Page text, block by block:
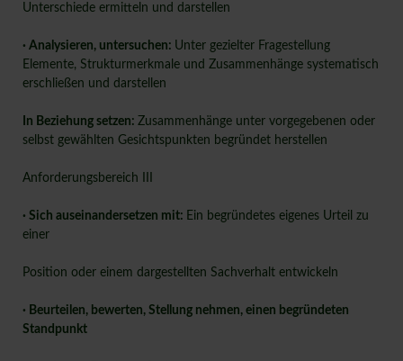
Unterschiede ermitteln und darstellen
· Analysieren, untersuchen: Unter gezielter Fragestellung
Elemente, Strukturmerkmale und Zusammenhänge systematisch
erschließen und darstellen
In Beziehung setzen: Zusammenhänge unter vorgegebenen oder
selbst gewählten Gesichtspunkten begründet herstellen
Anforderungsbereich III
· Sich auseinandersetzen mit: Ein begründetes eigenes Urteil zu
einer
Position oder einem dargestellten Sachverhalt entwickeln
· Beurteilen, bewerten, Stellung nehmen, einen begründeten
Standpunkt